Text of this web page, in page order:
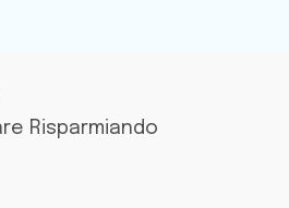
Risparmiando